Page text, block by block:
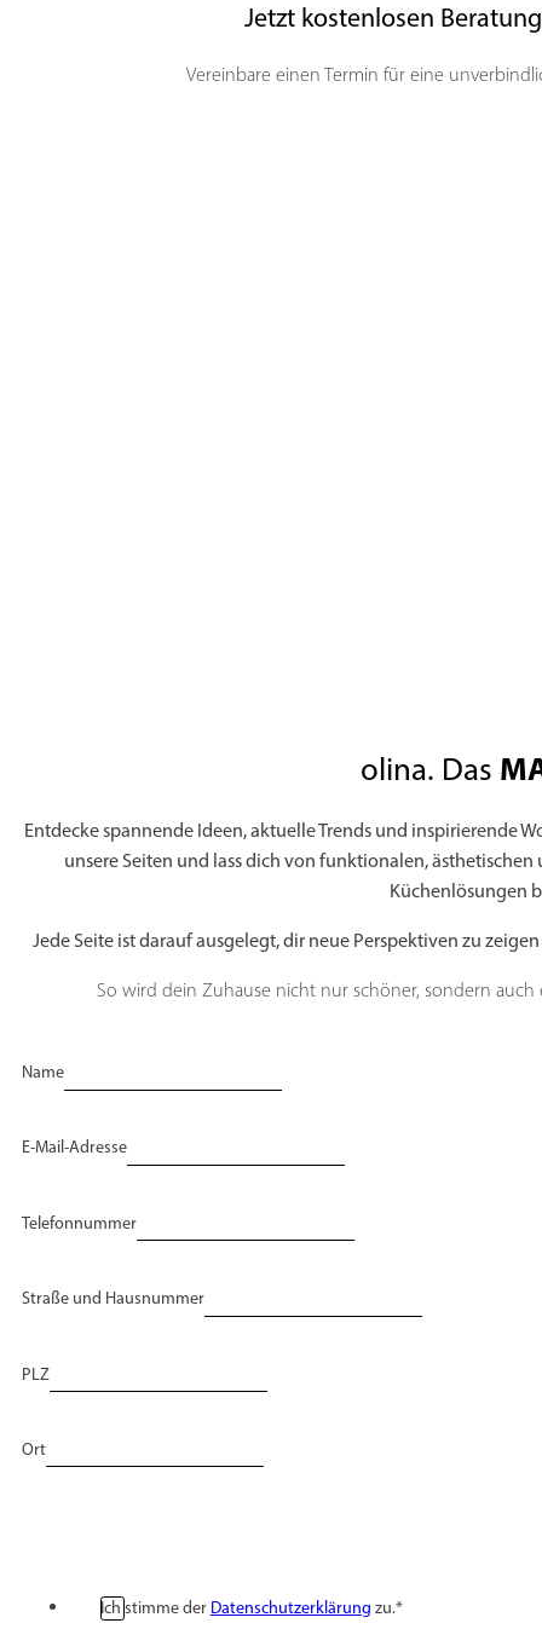
Jetzt kostenlosen
Vereinbare einen Termin für eine
olina. Das
Entdecke spannende Ideen, aktuelle Trends und inspirierende
unsere Seiten und lass dich von funktionalen,
Küchenlösungen
Jede Seite ist darauf ausgelegt, dir neue Perspektiven zu
So wird dein Zuhause nicht nur schöner, sondern
Name
E-Mail-Adresse
Telefonnummer
Straße und Hausnummer
PLZ
Ort
Ich stimme der Datenschutzerklärung zu.*